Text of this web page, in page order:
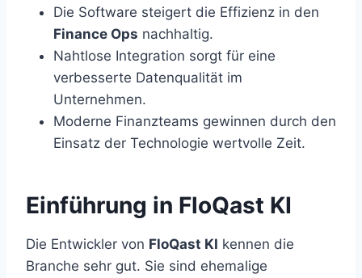
Die Software steigert die Effizienz in den
Finance Ops nachhaltig.
Nahtlose Integration sorgt für eine
verbesserte Datenqualität im
Unternehmen.
Moderne Finanzteams gewinnen durch den
Einsatz der Technologie wertvolle Zeit.
Einführung in FloQast KI
Die Entwickler von FloQast KI kennen die
Branche sehr gut. Sie sind ehemalige